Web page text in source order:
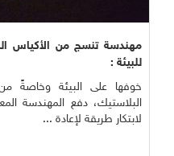
مهندسة تنسج من الأكياس
للبيئة :
خوفها على البيئة وخاصةً
البلاستيك، دفع المهندسة
لابتكار طريقة لإعادة ...